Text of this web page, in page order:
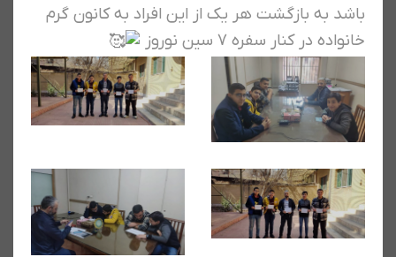
باشد به بازگشت هر یک از این افراد به کانون گرم
خانواده در کنار سفره ۷ سین نوروز